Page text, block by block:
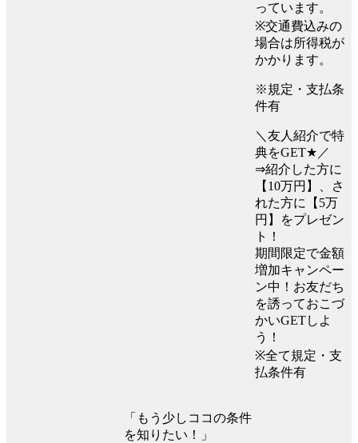
っています。
※交通費込みの
場合は所得税が
かかります。
※規定・支払条
件有
＼友人紹介で特
典をGET★／
⇒紹介した方に
【10万円】、さ
れた方に【5万
円】をプレゼン
ト！
期間限定で金額
増加キャンペー
ン中！お友だち
を誘っておこづ
かいGETしよ
う！
※全て規定・支
払条件有
「もう少しココの条件
を知りたい！」